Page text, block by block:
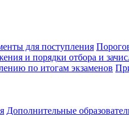
для поступления
и порядки отбора и
по итогам экзаменов
Дополнительные